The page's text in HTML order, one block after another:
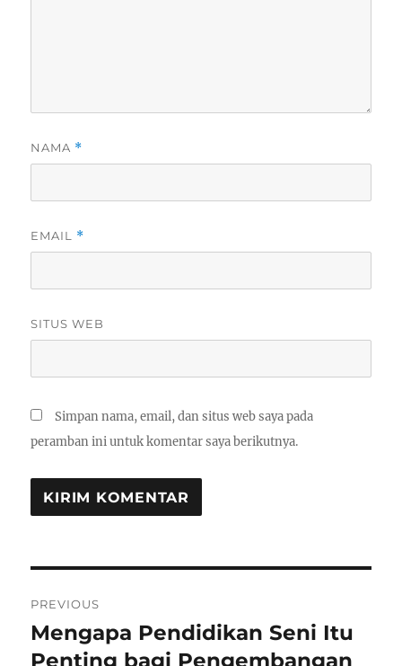
NAMA *
EMAIL *
SITUS WEB
Simpan nama, email, dan situs web saya pada
peramban ini untuk komentar saya berikutnya.
pos
PREVIOUS
Previous
post:
Mengapa Pendidikan Seni Itu
Penting bagi Pengembangan